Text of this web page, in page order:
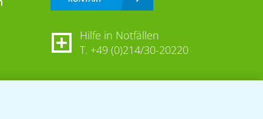
Hilfe in Notfällen
T. +49 (0)214/30-20220